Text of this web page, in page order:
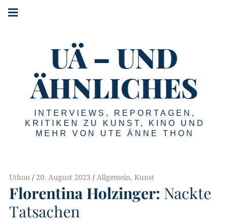
#!trpst#trp-
gettext
trpgettextoriginal=1#!trpen#Skip
content#!trpst#/trp-
gettext#!trpen#
UÄ – UND
ÄHNLICHES
INTERVIEWS, REPORTAGEN,
KRITIKEN ZU KUNST, KINO UND
MEHR VON UTE ÄNNE THON
gettext
navigation#!trpst#/trp-
trpgettextoriginal=3#!trpen#Menu#!trpst#/trp-
gettext#!trpen#
Uthon 20. August 2023 Allgemein, Kunst
Florentina Holzinger: Nackte
Tatsachen